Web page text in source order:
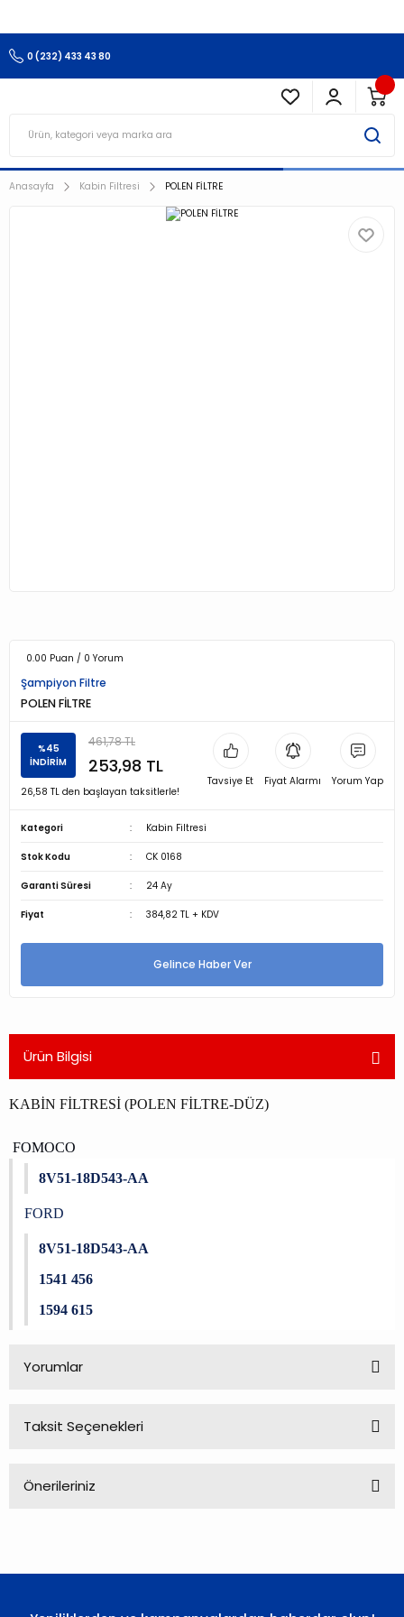
0 (232) 433 43 80
Anasayfa Kabin Filtresi POLEN FİLTRE
0.00 Puan / 0 Yorum
Şampiyon Filtre
POLEN FİLTRE
%45
İNDİRİM
461,78 TL
253,98 TL
26,58 TL den başlayan taksitlerle!
Tavsiye Et Fiyat Alarmı Yorum Yap
Kategori Kabin Filtresi
Stok Kodu CK 0168
Garanti Süresi 24 Ay
Fiyat 384,82 TL + KDV
Gelince Haber Ver
Ürün Bilgisi
KABİN FİLTRESİ (POLEN FİLTRE-DÜZ)
FOMOCO
8V51-18D543-AA
FORD
8V51-18D543-AA
1541 456
1594 615
Yorumlar
Taksit Seçenekleri
Önerileriniz